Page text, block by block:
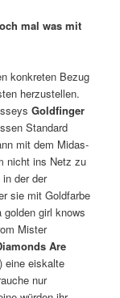
mal was mit
konkreten Bezug
herzustellen.
Goldfinger
Standard
mit dem Midas-
nicht ins Netz zu
der der
sie mit Goldfarbe
girl knows
Mister
Are
) eine eiskalte
nur